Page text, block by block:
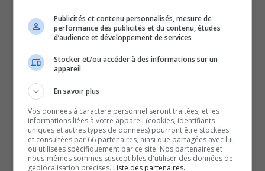
SOUTENIR NOS MÉDIAS, C’EST PROTÉGER NOTRE
CULTURE ET NOTRE ÉCONOMIE
Publicités et contenu personnalisés, mesure de
performance des publicités et du contenu, études
d’audience et développement de services
Stocker et/ou accéder à des informations sur un
appareil
En savoir plus
Vos données à caractère personnel seront traitées, et les
informations liées à votre appareil (cookies, identifiants
uniques et autres types de données) pourront être stockées
et consultées par 66 partenaires, ainsi que partagées avec lui,
ou utilisées spécifiquement par ce site. Nos partenaires et
nous-mêmes sommes susceptibles d'utiliser des données de
géolocalisation précises. Liste des partenaires.